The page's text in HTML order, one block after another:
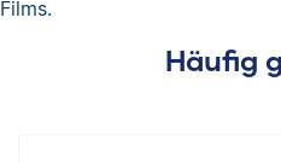
Films.
Häufig